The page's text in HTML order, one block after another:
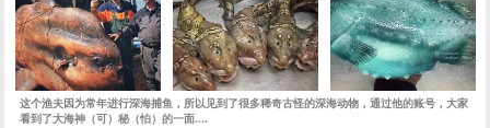
这个渔夫因为常年进行深海捕鱼，所以见到了很多稀奇古怪的深海动物，通过他的账号，大家
看到了大海神（可）秘（怕）的一面....